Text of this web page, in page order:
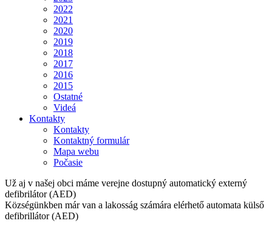
2022
2021
2020
2019
2018
2017
2016
2015
Ostatné
Videá
Kontakty
Kontakty
Kontaktný formulár
Mapa webu
Počasie
Už aj v našej obci máme verejne dostupný automatický externý
defibrilátor (AED)
Községünkben már van a lakosság számára elérhető automata külső
defibrillátor (AED)